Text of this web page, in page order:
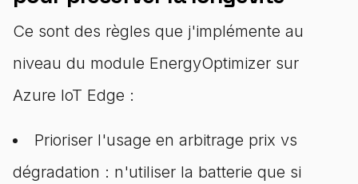
Ce sont des règles que j'implémente au
niveau du module EnergyOptimizer sur
Azure IoT Edge :
Prioriser l'usage en arbitrage prix vs
dégradation : n'utiliser la batterie que si